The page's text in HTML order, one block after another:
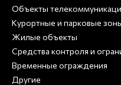
Объекты
Курортные и парковые
Жилые объекты
Средства контроля и
Временные ограждения
Другие